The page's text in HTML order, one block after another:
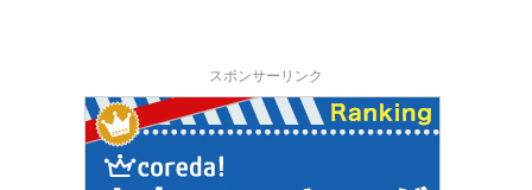
スポンサーリンク